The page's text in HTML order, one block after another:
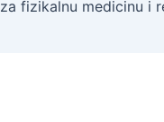
za fizikalnu medicinu i rehabilitaciju dr.